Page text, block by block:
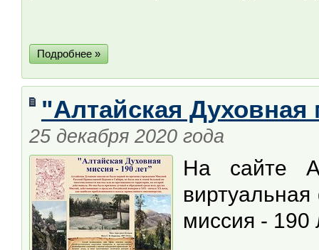
Подробнее »
"Алтайская Духовная
25 декабря 2020 года
На сайте
миссия - 190